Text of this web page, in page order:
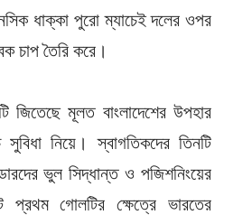
ধাক্কা পুরো ম্যাচেই দলের ওপর
চাপ তৈরি করে।
জিতেছে মূলত বাংলাদেশের উপহার
সুবিধা নিয়ে। স্বাগতিকদের তিনটি
ভুল সিদ্ধান্ত ও পজিশনিংয়ের
প্রথম গোলটির ক্ষেত্রে ভারতের